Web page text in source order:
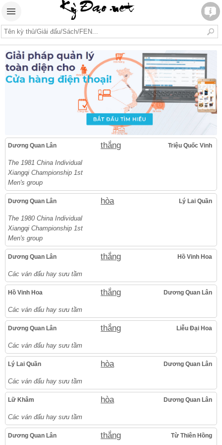
Dương Quan Lân thắng Triệu Quốc Vinh
The 1981 China Individual
Xiangqi Championship 1st
Men's group
Dương Quan Lân hòa Lý Lai Quần
The 1980 China Individual
Xiangqi Championship 1st
Men's group
Dương Quan Lân thắng Hồ Vinh Hoa
Các ván đấu hay sưu tầm
Hồ Vinh Hoa thắng Dương Quan Lân
Các ván đấu hay sưu tầm
Dương Quan Lân thắng Liễu Đại Hoa
Các ván đấu hay sưu tầm
Lý Lai Quần hòa Dương Quan Lân
Các ván đấu hay sưu tầm
Lữ Khâm hòa Dương Quan Lân
Các ván đấu hay sưu tầm
Dương Quan Lân thắng Từ Thiên Hồng